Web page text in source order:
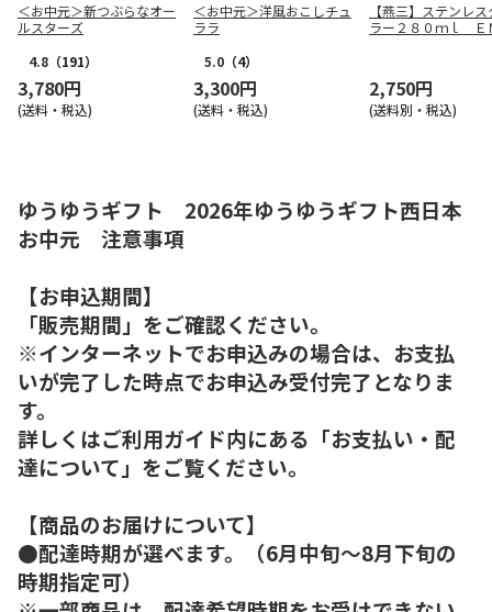
＜お中元＞新つぶらなオー
ルスターズ
4.8 （191）
3,780円
(送料・税込)
＜お中元＞洋風おこしチュ
ララ
5.0 （4）
3,300円
(送料・税込)
【燕三】ステンレ
ラー２８０ｍｌ Ｅ
2,750円
(送料別・税込)
ゆうゆうギフト 2026年ゆうゆうギフト西日本
お中元 注意事項
【お申込期間】
「販売期間」をご確認ください。
※インターネットでお申込みの場合は、お支払
いが完了した時点でお申込み受付完了となりま
す。
詳しくはご利用ガイド内にある「お支払い・配
達について」をご覧ください。
【商品のお届けについて】
●配達時期が選べます。（6月中旬～8月下旬の
時期指定可）